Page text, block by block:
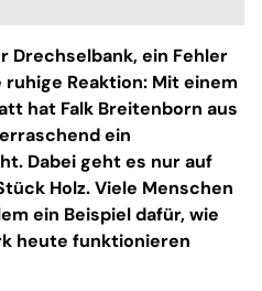
Drechselbank, ein Fehler
Reaktion: Mit einem
hat Falk Breitenborn aus
ein
Dabei geht es nur auf
Holz. Viele Menschen
ein Beispiel dafür, wie
heute funktionieren